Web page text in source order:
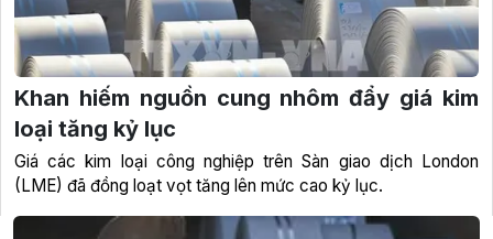
Khan hiếm nguồn cung nhôm đẩy giá kim
loại tăng kỷ lục
Giá các kim loại công nghiệp trên Sàn giao dịch London
(LME) đã đồng loạt vọt tăng lên mức cao kỷ lục.